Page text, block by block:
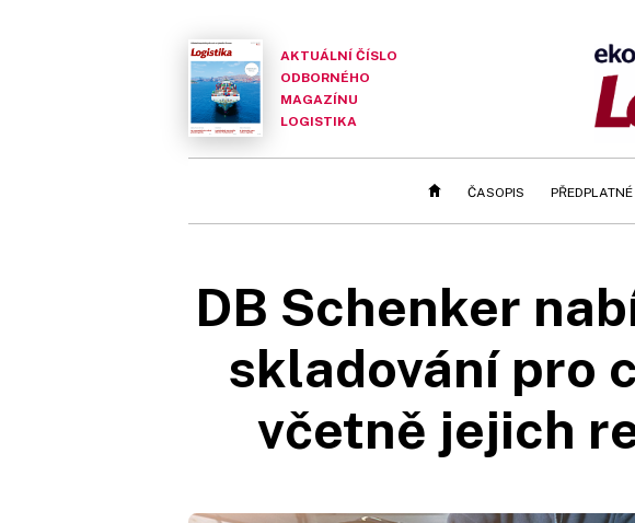
AKTUÁLNÍ ČÍSLO
ODBORNÉHO
MAGAZÍNU
LOGISTIKA
ČASOPIS PŘEDPLATNÉ
DB Schenker
skladování pro
včetně jejich